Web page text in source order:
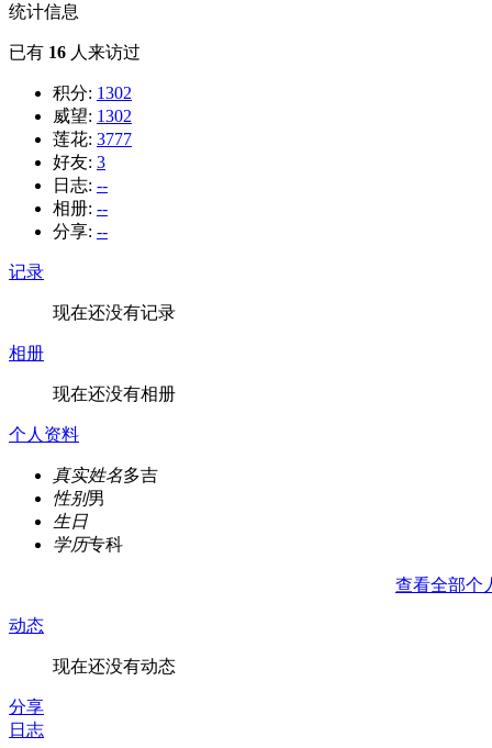
统计信息
已有 16 人来访过
积分: 1302
威望: 1302
莲花: 3777
好友: 3
日志: --
相册: --
分享: --
记录
现在还没有记录
相册
现在还没有相册
个人资料
真实姓名多吉
性别男
生日
学历专科
查看全部个
动态
现在还没有动态
分享
日志